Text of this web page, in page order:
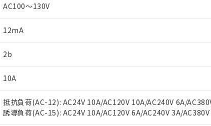
AC100～130V
12mA
2b
10A
抵抗負荷(AC-12): AC24V 10A/AC120V 10A/AC240V 6A/
誘導負荷(AC-15): AC24V 10A/AC120V 6A/AC240V 3A/
以下の条件をお読みいただき、同意のうえご利用ください。
正式な納期状況および標準価格はお客様のお取引先、
当社販売員にご相談ください。
オムロン制御機器販売店や当社販売拠点は「販売ネッ
在庫状況および標準価格結果を当社の事前の承諾なく
があります。
*EU RoHS指令（10物質）：
六価クロム(Cr(Ⅵ)) 1000ppm以下、ポリ臭化ビフェニル類(PBB) 1000ppm以
但し、RoHS指令で産業用監視および制御機器に対する適用除外項目は除く。
フタル酸エステル類の４物質については閾値を超える意図的な使用がないこ
※2 対応予定月
部品在庫の切り替え状況などにより、予定月が前後するこ
「×」：最大均質材料含有率が中国RoHSの基準値を超えて
「－」：未確認です。当社販売部門へお問い合わせください
Pb(鉛) :1000ppm、 Hg(水銀) : 1000ppm、 Cd(カドミウム) : 100ppm、
DBP(フタル酸ジブチル) : 1000ppm、 DIBP(フタル酸ジイソブチル) :
※2 環境保護使用期限
う）を輸出または国外への提供する場合は、日本国政
置等に一切使用いたしません。
当社は、貴社製品を第三者に販売する場合は、上記1
また当社は、販売先および販売に係わる関係者が違法
記
説明
△ 一定数には満たないが在庫あり